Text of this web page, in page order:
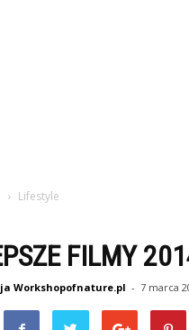
Lifestyle
FILMY
Workshopofnature.pl - 7 marca